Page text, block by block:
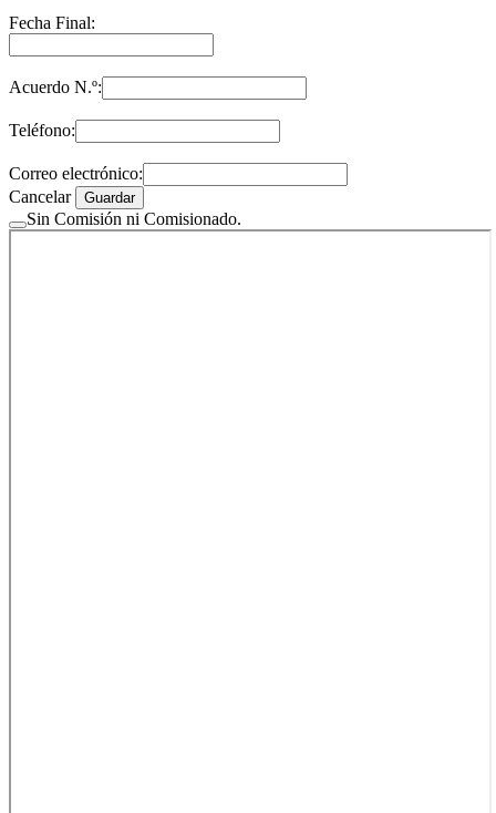
Fecha Final:
Acuerdo N.º:
Teléfono:
Correo electrónico:
Cancelar
Guardar
Sin Comisión ni Comisionado.